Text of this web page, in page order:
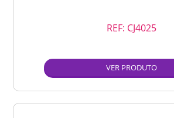
REF: CJ4025
VER PRODUTO